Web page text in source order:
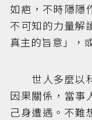
如疤，不時隱隱
不可知的力量解
真主的旨意」，
世人多麼以科
因果關係，當事
己身遭遇。不難